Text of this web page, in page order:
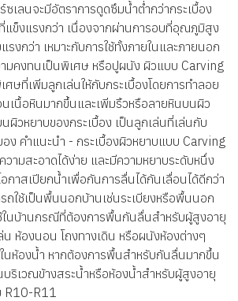
ซเลนจะมีอัตราการดูดซึมน้ำต่ำกว่ากระเบื้อง
แข็งแรงกว่า เนื่องจากผ่านการอบที่อุณภูมิสูง
รงกว่า เหมาะกับการใช้ทั้งภายในและภายนอก
มคงทนเป็นพิเศษ หรือปูผนัง ผิวแบบ Carving
ษที่เพิ่มลูกเล่นให้กับกระเบื้องโดยการทำลอย
นเนื้อหินมากขึ้นและเพิ่มริ้วหรือลายหินบนผิว
นผิวหยาบของกระเบื้อง เป็นลูกเล่นที่เล่นกับ
ง คำแนะนำ - กระเบื้องผิวหยาบแบบ Carving
ามสะอาดได้ง่าย และมีความหยาบระดับหนึ่ง
กาสเปียกน้ำเพื่อกันการลื่นได้กันเลื่อนได้ดีกว่า
ถใช้เป็นพื้นนอกบ้านเช่นระเบียงหรือพื้นนอก
ช้ในบ้านกรณีที่ต้องการพื้นกันลื่นสำหรับผู้สูงอายุ
ห้องนอน โถงทางเดิน หรือผนังห้องต่างๆ
ในห้องน้ำ หากต้องการพื้นสำหรับกันลื่นมากขึ้น
บริเวณข้างสระน้ำหรือห้องน้ำสำหรับผู้สูงอายุ
R10-R11